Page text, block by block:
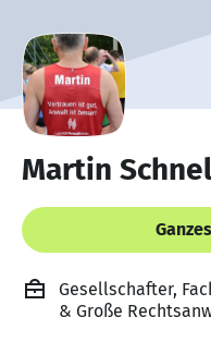
Martin
Gesellschafter,
& Große